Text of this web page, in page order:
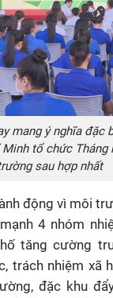
mang ý nghĩa đặc
Minh tổ chức Tháng
sau hợp nhất
động vì môi
4 nhóm
tăng cường
trách nhiệm xã
đặc khu